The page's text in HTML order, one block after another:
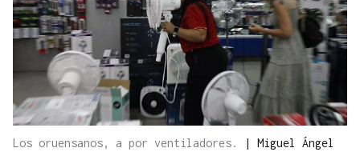
Los oruensanos, a por ventiladores. | Miguel Ángel